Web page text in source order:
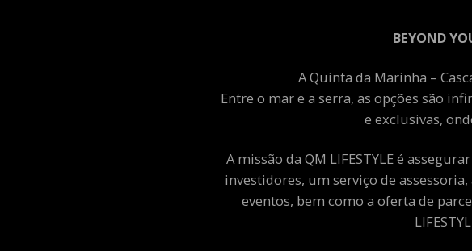
BEYOND
A Quinta da Marinha –
Entre o mar e a serra, as opções são
e exclusivas,
A missão da QM LIFESTYLE é
investidores, um serviço de
eventos, bem como a oferta de